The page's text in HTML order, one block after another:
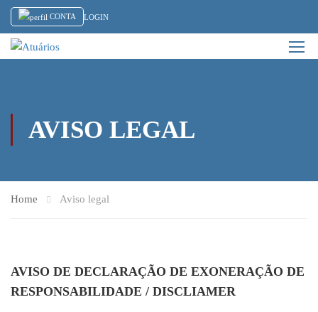
CONTA LOGIN
AVISO LEGAL
Home Aviso legal
AVISO DE DECLARAÇÃO DE EXONERAÇÃO DE
RESPONSABILIDADE / DISCLIAMER